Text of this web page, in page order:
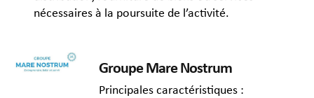
nécessaires à la poursuite de l’activité.
Groupe Mare Nostrum
Principales caractéristiques :